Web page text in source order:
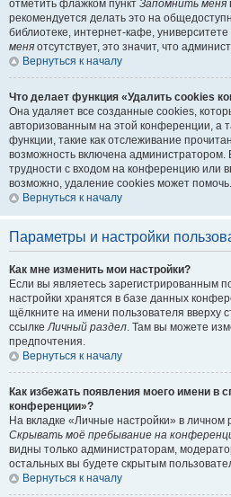
отметить флажком пункт Запомнить меня
рекомендуется делать это на
библиотеке, интернет-кафе, университете
меня отсутствует, это значит, что
Вернуться к началу
Что делает функция «Удалить cookies
Она удаляет все созданные cookies,
авторизованным на этой конференции, а
функции, такие как отслеживание
возможность включена
трудности с входом на конференцию или
возможно, удаление cookies может помочь.
Вернуться к началу
Параметры и настройки
Как мне изменить мои настройки?
Если вы являетесь зарегистрированным
настройки хранятся в базе данных
щёлкните на имени пользователя вверху
ссылкеЛичный раздел. Там вы можете
предпочтения.
Вернуться к началу
Как избежать появления моего имени в
конференции»?
На вкладке «Личные настройки» в
Скрывать моё пребывание на
видны только администраторам,
остальных вы будете скрытым
Вернуться к началу